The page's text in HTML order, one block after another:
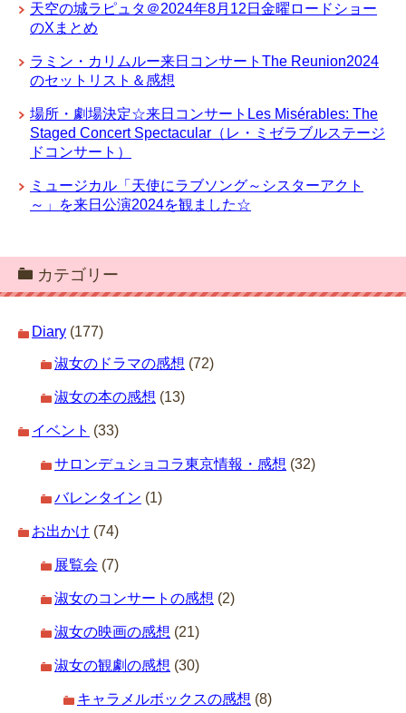
天空の城ラピュタ＠2024年8月12日金曜ロードショー
のXまとめ
ラミン・カリムルー来日コンサートThe Reunion2024
のセットリスト＆感想
場所・劇場決定☆来日コンサートLes Misérables: The
Staged Concert Spectacular（レ・ミゼラブルステージ
ドコンサート）
ミュージカル「天使にラブソング～シスターアクト
～」を来日公演2024を観ました☆
カテゴリー
Diary (177)
淑女のドラマの感想 (72)
淑女の本の感想 (13)
イベント (33)
サロンデュショコラ東京情報・感想 (32)
バレンタイン (1)
お出かけ (74)
展覧会 (7)
淑女のコンサートの感想 (2)
淑女の映画の感想 (21)
淑女の観劇の感想 (30)
キャラメルボックスの感想 (8)